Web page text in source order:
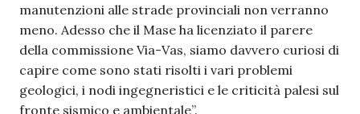
manutenzioni alle strade provinciali non verranno
meno. Adesso che il Mase ha licenziato il parere
della commissione Via-Vas, siamo davvero curiosi di
capire come sono stati risolti i vari problemi
geologici, i nodi ingegneristici e le criticità palesi sul
fronte sismico e ambientale”.